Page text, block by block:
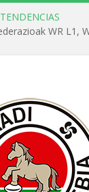
TENDENCIAS